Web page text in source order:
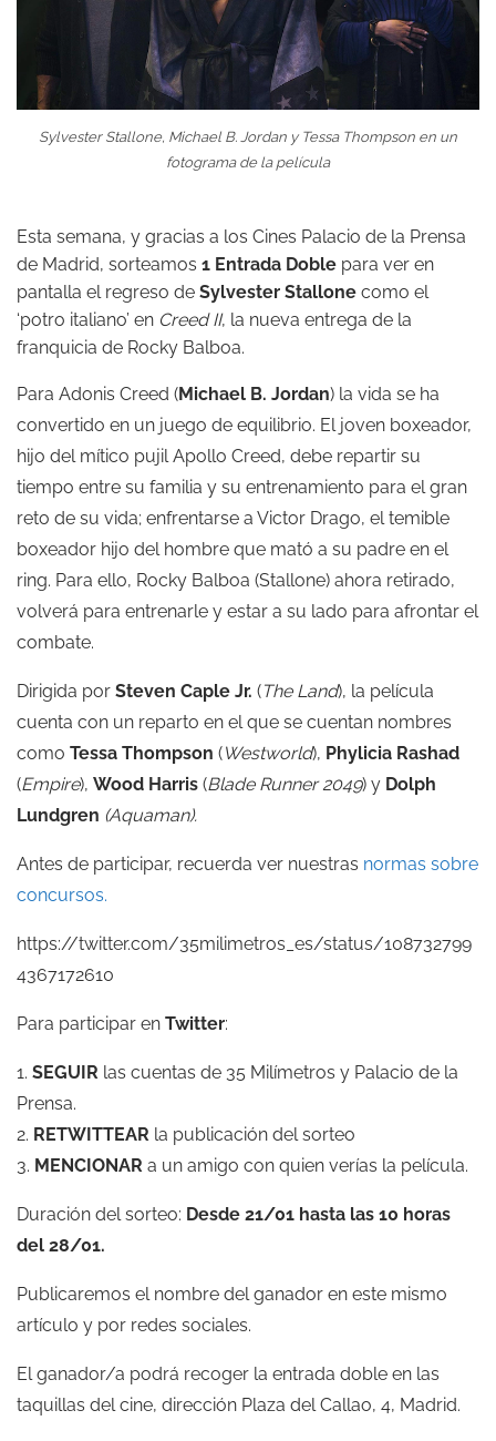
Sylvester Stallone, Michael B. Jordan y Tessa Thompson en un
fotograma de la película
Esta semana, y gracias a los Cines Palacio de la Prensa
de Madrid, sorteamos 1 Entrada Doble para ver en
pantalla el regreso de Sylvester Stallone como el
‘potro italiano’ en Creed II, la nueva entrega de la
franquicia de Rocky Balboa.
Para Adonis Creed (Michael B. Jordan) la vida se ha
convertido en un juego de equilibrio. El joven boxeador,
hijo del mítico pujil Apollo Creed, debe repartir su
tiempo entre su familia y su entrenamiento para el gran
reto de su vida; enfrentarse a Victor Drago, el temible
boxeador hijo del hombre que mató a su padre en el
ring. Para ello, Rocky Balboa (Stallone) ahora retirado,
volverá para entrenarle y estar a su lado para afrontar el
combate.
Dirigida por Steven Caple Jr. (The Land), la película
cuenta con un reparto en el que se cuentan nombres
como Tessa Thompson (Westworld), Phylicia Rashad
(Empire), Wood Harris (Blade Runner 2049) y Dolph
Lundgren (Aquaman).
Antes de participar, recuerda ver nuestras normas sobre
concursos.
https://twitter.com/35milimetros_es/status/108732799
4367172610
‍Para participar en Twitter:
1. SEGUIR las cuentas de 35 Milímetros y Palacio de la
Prensa.
2. RETWITTEAR la publicación del sorteo
3. MENCIONAR a un amigo con quien verías la película.
Duración del sorteo: Desde 21/01 hasta las 10 horas
del 28/01.
Publicaremos el nombre del ganador en este mismo
artículo y por redes sociales.
El ganador/a podrá recoger la entrada doble en las
taquillas del cine, dirección Plaza del Callao, 4, Madrid.